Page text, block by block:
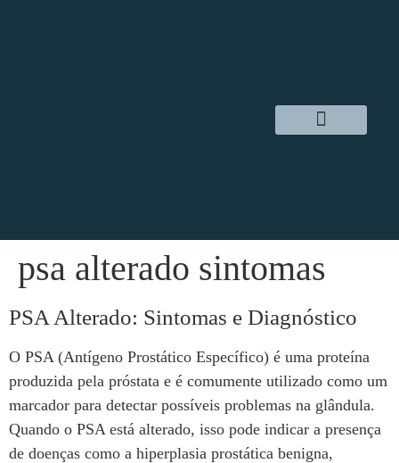
psa alterado sintomas
PSA Alterado: Sintomas e Diagnóstico
O PSA (Antígeno Prostático Específico) é uma proteína
produzida pela próstata e é comumente utilizado como um
marcador para detectar possíveis problemas na glândula.
Quando o PSA está alterado, isso pode indicar a presença
de doenças como a hiperplasia prostática benigna,